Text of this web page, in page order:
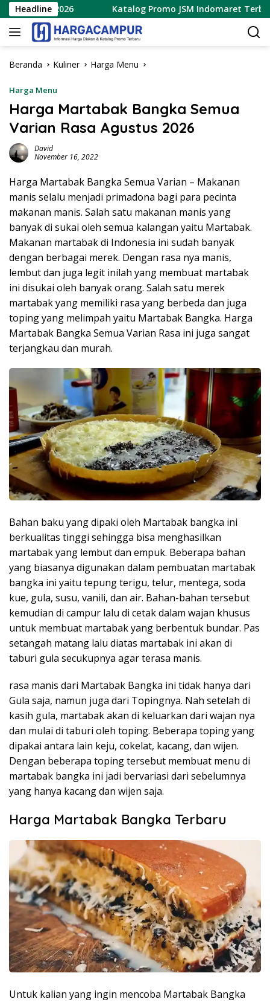
Langsung
ke
konten
Headline
2026 Katalog Promo JSM Indomaret Terbaru 7 – 9
Beranda Kuliner Harga Menu
Harga Menu
Harga Martabak Bangka Semua
Varian Rasa Agustus 2026
David
November 16, 2022
Harga Martabak Bangka Semua Varian – Makanan
manis selalu menjadi primadona bagi para pecinta
makanan manis. Salah satu makanan manis yang
banyak di sukai oleh semua kalangan yaitu Martabak.
Makanan martabak di Indonesia ini sudah banyak
dengan berbagai merek. Dengan rasa nya manis,
lembut dan juga legit inilah yang membuat martabak
ini disukai oleh banyak orang. Salah satu merek
martabak yang memiliki rasa yang berbeda dan juga
toping yang melimpah yaitu Martabak Bangka. Harga
Martabak Bangka Semua Varian Rasa ini juga sangat
terjangkau dan murah.
Bahan baku yang dipaki oleh Martabak bangka ini
berkualitas tinggi sehingga bisa menghasilkan
martabak yang lembut dan empuk. Beberapa bahan
yang biasanya digunakan dalam pembuatan martabak
bangka ini yaitu tepung terigu, telur, mentega, soda
kue, gula, susu, vanili, dan air. Bahan-bahan tersebut
kemudian di campur lalu di cetak dalam wajan khusus
untuk membuat martabak yang berbentuk bundar. Pas
setangah matang lalu diatas martabak ini akan di
taburi gula secukupnya agar terasa manis.
rasa manis dari Martabak Bangka ini tidak hanya dari
Gula saja, namun juga dari Topingnya. Nah setelah di
kasih gula, martabak akan di keluarkan dari wajan nya
dan mulai di taburi oleh toping. Beberapa toping yang
dipakai antara lain keju, cokelat, kacang, dan wijen.
Dengan beberapa toping tersebut membuat menu di
martabak bangka ini jadi bervariasi dari sebelumnya
yang hanya kacang dan wijen saja.
Harga Martabak Bangka Terbaru
Untuk kalian yang ingin mencoba Martabak Bangka